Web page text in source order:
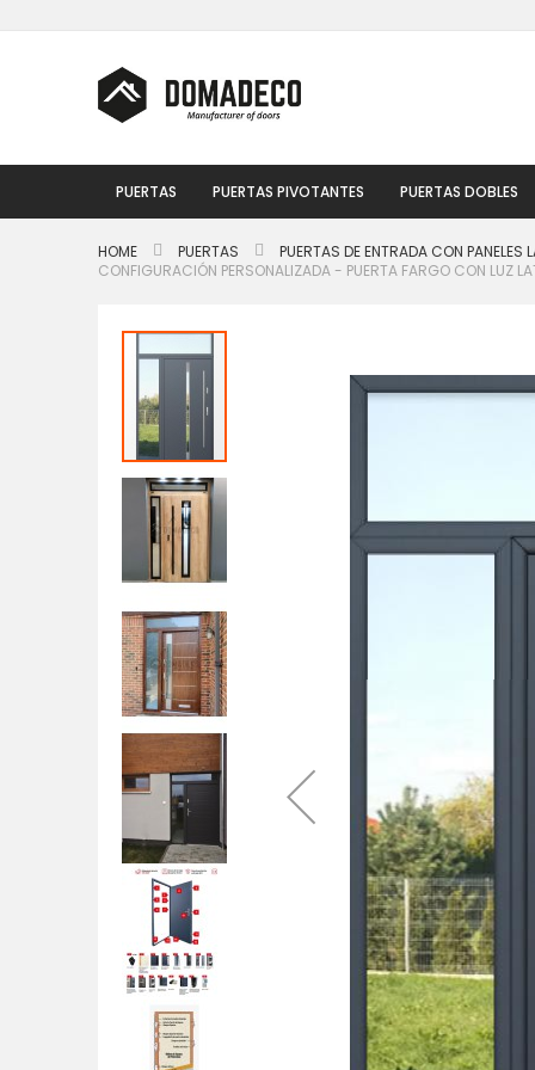
al
PUERTAS PUERTAS PIVOTANTES PUERTAS DOBLES
HOME PUERTAS PUERTAS DE ENTRADA CON PANELES
CONFIGURACIÓN PERSONALIZADA - PUERTA FARGO CON LUZ
Saltar
de
galería
de
imágenes